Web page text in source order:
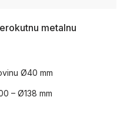
metalnu
Ø40 mm
– Ø138 mm